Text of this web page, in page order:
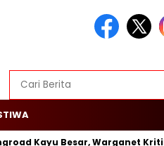
Kayu Besar, Warganet Kritik